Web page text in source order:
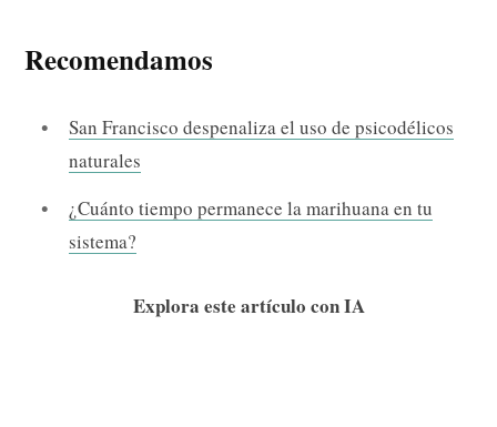
Recomendamos
San Francisco despenaliza el uso de psicodélicos
naturales
¿Cuánto tiempo permanece la marihuana en tu
sistema?
Explora este artículo con IA